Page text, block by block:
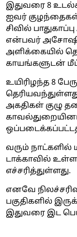
இதுவரை 8
ஐவர்
சிவில்
என்பவர்
அளிக்கையில்
காயங்களுடன்
உயிரிழந்த 8
அகதிகள் குழு
வரும் நாட்களில்
டாக்காவில்
எச்சரித்துள்ளது.
எனவே
பகுதிகளில்
இதுவரை இட